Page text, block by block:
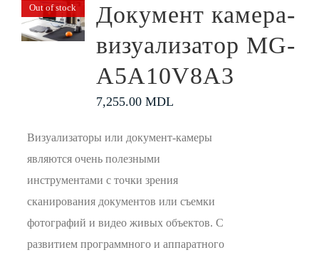
Out of stock
Документ камера-
визуализатор MG-
A5A10V8A3
7,255.00 MDL
Визуализаторы или документ-камеры
являются очень полезными
инструментами с точки зрения
сканирования документов или съемки
фотографий и видео живых объектов. С
развитием программного и аппаратного